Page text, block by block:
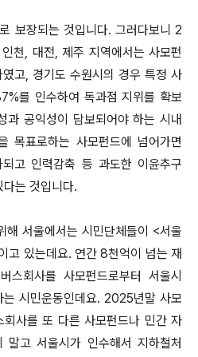
보장되는 것입니다. 그러다보니 2
천, 대전, 제주 지역에서는 사모펀
고, 경기도 수원시의 경우 특정 사
를 인수하여 독과점 지위를 확보
과 공익성이 담보되어야 하는 시내
목표로하는 사모펀드에 넘어가면
고 인력감축 등 과도한 이윤추구
는 것입니다.
해 서울에서는 시민단체들이 <서울
고 있는데요. 연간 8천억이 넘는 재
스회사를 사모펀드로부터 서울시
시민운동인데요. 2025년말 사모
사를 또 다른 사모펀드나 민간 자
말고 서울시가 인수해서 지하철처